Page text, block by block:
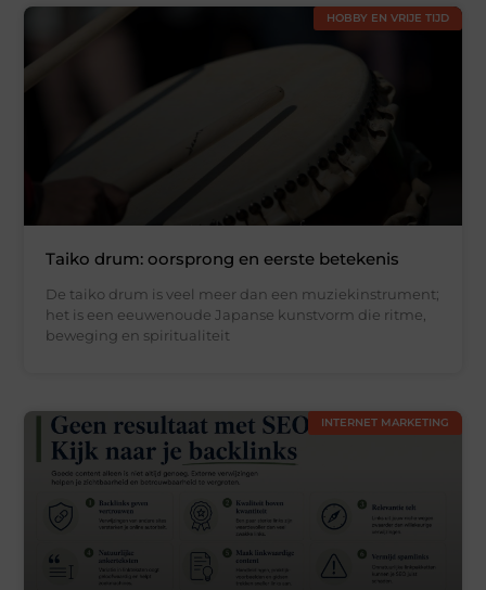
HOBBY EN VRIJE TIJD
Taiko drum: oorsprong en eerste betekenis
De taiko drum is veel meer dan een muziekinstrument;
het is een eeuwenoude Japanse kunstvorm die ritme,
beweging en spiritualiteit
INTERNET MARKETING